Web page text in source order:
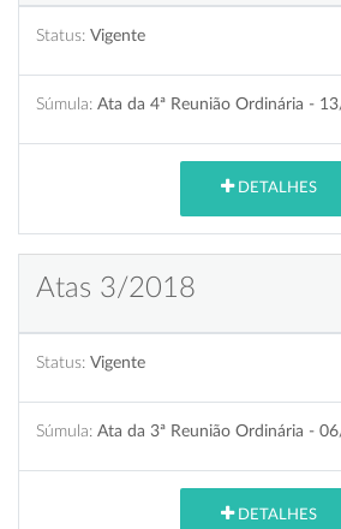
Status: Vigente
Súmula: Ata da 4ª Reunião Ordinária -
DETALHES
Atas 3/2018
Status: Vigente
Súmula: Ata da 3ª Reunião Ordinária -
DETALHES